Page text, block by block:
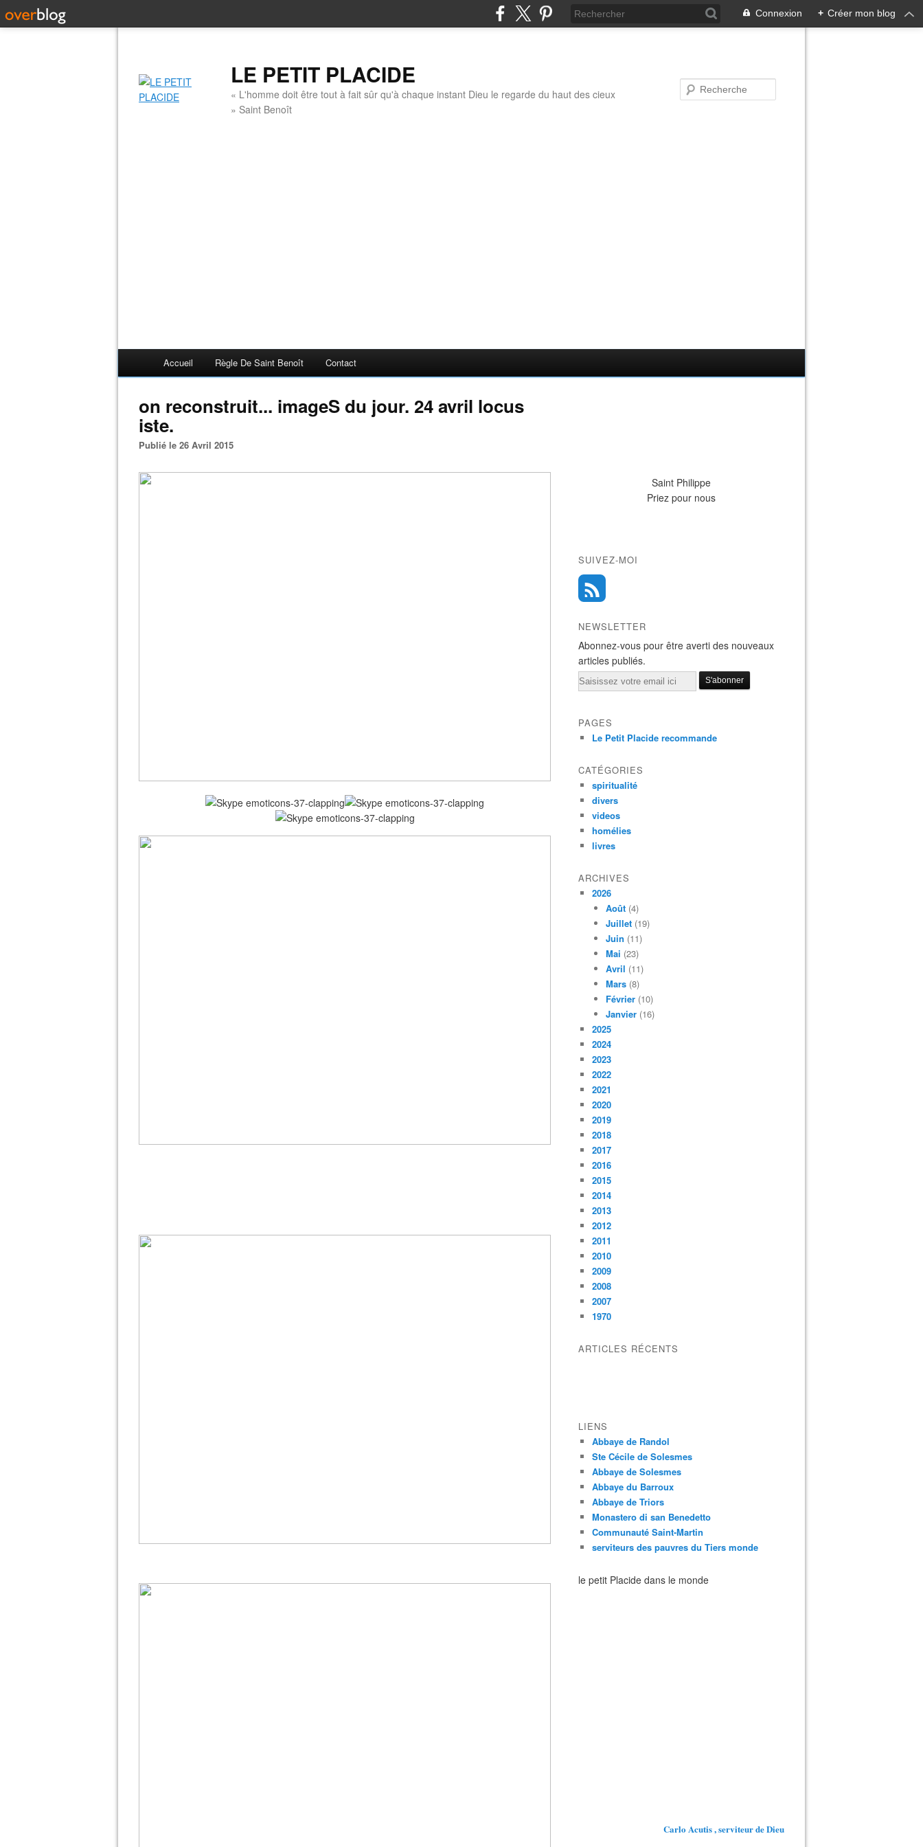
Connexion + Créer mon blog
LE PETIT PLACIDE
« L'homme doit être tout à fait sûr qu'à chaque instant Dieu le regarde du haut des cieux
» Saint Benoît
Accueil Règle De Saint Benoît Contact
on reconstruit... imageS du jour. 24 avril locus
iste.
Publié le 26 Avril 2015
Saint Philippe
Priez pour nous
SUIVEZ-MOI
NEWSLETTER
Abonnez-vous pour être averti des nouveaux
articles publiés.
Email
PAGES
Le Petit Placide recommande
CATÉGORIES
spiritualité
divers
videos
homélies
livres
ARCHIVES
2026
Août (4)
Juillet (19)
Juin (11)
Mai (23)
Avril (11)
Mars (8)
Février (10)
Janvier (16)
2025
2024
2023
2022
2021
2020
2019
2018
2017
2016
2015
2014
2013
2012
2011
2010
2009
2008
2007
1970
ARTICLES RÉCENTS
LIENS
Abbaye de Randol
Ste Cécile de Solesmes
Abbaye de Solesmes
Abbaye du Barroux
Abbaye de Triors
Monastero di san Benedetto
Communauté Saint-Martin
serviteurs des pauvres du Tiers monde
le petit Placide dans le monde
Carlo Acutis , serviteur de Dieu